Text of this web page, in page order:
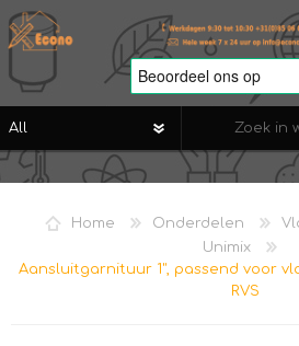
REGISTREREN
VERLANGLIJST
Home Onderdelen
Unimix
Aansluitgarnituur 1", passend voor
RVS